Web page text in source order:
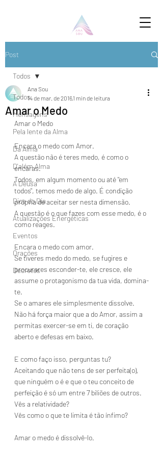
Post
Todos
Mensagens
Pela lente da Alma
Da Alma
D'além Alma
A Deusa
Dica do Dia
Atualizações Energéticas
Eventos
Orações
Decretos
Todos
Amar o Medo
Ana Sou
14 de mar. de 20161 min de leitura
Amar o Medo
Encara o medo com Amor.
A questão não é teres medo, é como o
encaras.
Todos, em algum momento ou até "em
todos", temos medo de algo. É condição
própria de aceitar ser nesta dimensão.
A questão é o que fazes com esse medo, é o
como reages.
Encara o medo com amor.
Se tiveres medo do medo, se fugires e
procurares esconder-te, ele cresce, ele
assume o protagonismo da tua vida, domina-
te.
Se o amares ele simplesmente dissolve.
Não há força maior que a do Amor, assim a
permitas exercer-se em ti, de coração
aberto e defesas em baixo.
E como faço isso, perguntas tu?
Aceitando que não tens de ser perfeita(o),
que ninguém o é e que o teu conceito de
perfeição é só um entre 7 biliões de outros.
Vês a relatividade?
Vês como o que te limita é tão ínfimo?
Amar o medo é dissolvê-lo.